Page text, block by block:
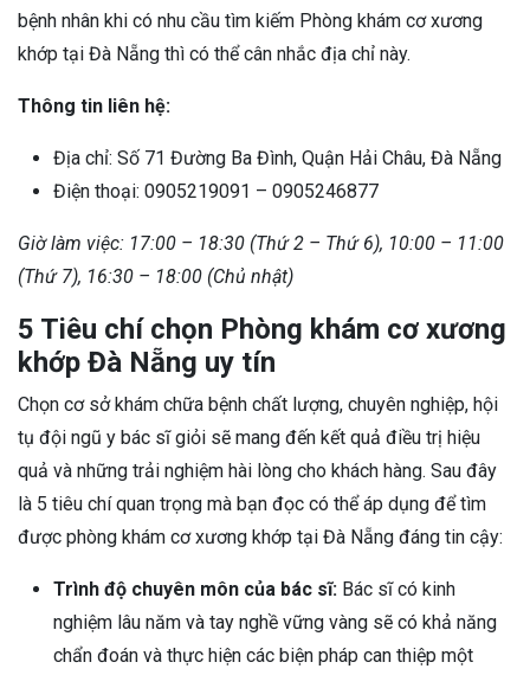
bệnh nhân khi có nhu cầu tìm kiếm Phòng khám cơ xương
khớp tại Đà Nẵng thì có thể cân nhắc địa chỉ này.
Thông tin liên hệ:
Địa chỉ: Số 71 Đường Ba Đình, Quận Hải Châu, Đà Nẵng
Điện thoại: 0905219091 – 0905246877
Giờ làm việc: 17:00 – 18:30 (Thứ 2 – Thứ 6), 10:00 – 11:00
(Thứ 7), 16:30 – 18:00 (Chủ nhật)
5 Tiêu chí chọn Phòng khám cơ xương
khớp Đà Nẵng uy tín
Chọn cơ sở khám chữa bệnh chất lượng, chuyên nghiệp, hội
tụ đội ngũ y bác sĩ giỏi sẽ mang đến kết quả điều trị hiệu
quả và những trải nghiệm hài lòng cho khách hàng. Sau đây
là 5 tiêu chí quan trọng mà bạn đọc có thể áp dụng để tìm
được phòng khám cơ xương khớp tại Đà Nẵng đáng tin cậy:
Trình độ chuyên môn của bác sĩ: Bác sĩ có kinh
nghiệm lâu năm và tay nghề vững vàng sẽ có khả năng
chẩn đoán và thực hiện các biện pháp can thiệp một